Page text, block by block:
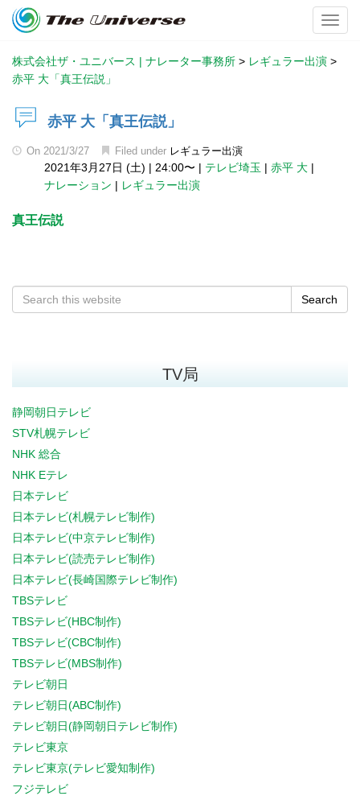
株式会社ザ・ユニバース | ナレーター事務所 > レギュラー出演 >
赤平 大「真王伝説」
赤平 大「真王伝説」
On 2021/3/27 Filed under レギュラー出演
2021年3月27日 (土) | 24:00〜 | テレビ埼玉 | 赤平 大 |
ナレーション | レギュラー出演
真王伝説
Search
TV局
静岡朝日テレビ
STV札幌テレビ
NHK 総合
NHK Eテレ
日本テレビ
日本テレビ(札幌テレビ制作)
日本テレビ(中京テレビ制作)
日本テレビ(読売テレビ制作)
日本テレビ(長崎国際テレビ制作)
TBSテレビ
TBSテレビ(HBC制作)
TBSテレビ(CBC制作)
TBSテレビ(MBS制作)
テレビ朝日
テレビ朝日(ABC制作)
テレビ朝日(静岡朝日テレビ制作)
テレビ東京
テレビ東京(テレビ愛知制作)
フジテレビ